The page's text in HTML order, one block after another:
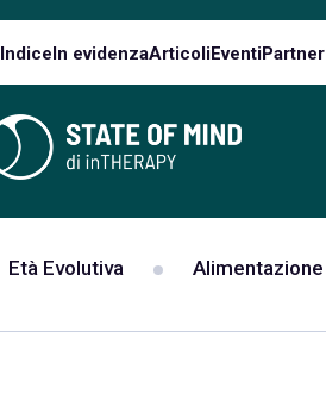
IndiceIn evidenzaArticoliEventiPartner
Età Evolutiva Alimentazione